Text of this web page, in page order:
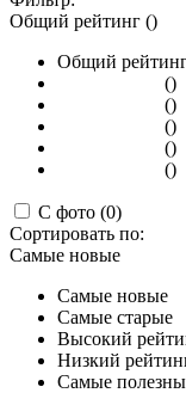
Общий рейтинг ()
Общий
()
()
()
()
()
С фото (0)
Сортировать по:
Самые новые
Самые новые
Самые старые
Высокий
Низкий
Самые